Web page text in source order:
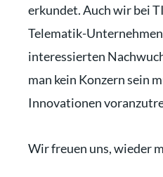
erkundet. Auch wir bei
Telematik-
interessierten
man kein Konzern sein
Innovationen
Wir freuen uns, wieder